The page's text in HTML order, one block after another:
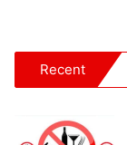
Recent